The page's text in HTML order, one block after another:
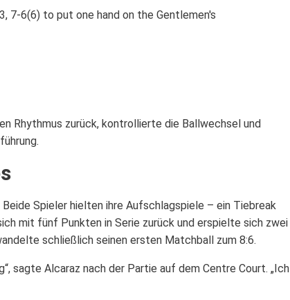
7-6(6) to put one hand on the Gentlemen's
Rhythmus zurück, kontrollierte die Ballwechsel und
Spieler hielten ihre Aufschlagspiele – ein Tiebreak
mit fünf Punkten in Serie zurück und erspielte sich zwei
schließlich seinen ersten Matchball zum 8:6.
sagte Alcaraz nach der Partie auf dem Centre Court. „Ich